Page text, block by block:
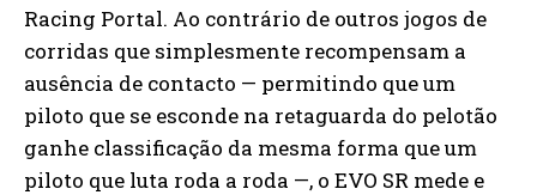
Racing Portal. Ao contrário de outros jogos de
corridas que simplesmente recompensam a
ausência de contacto — permitindo que um
piloto que se esconde na retaguarda do pelotão
ganhe classificação da mesma forma que um
piloto que luta roda a roda —, o EVO SR mede e